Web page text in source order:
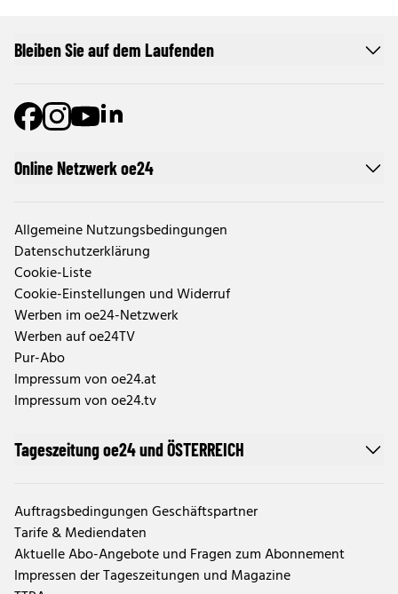
Online Netzwerk oe24
Allgemeine Nutzungsbedingungen
Datenschutzerklärung
Cookie-Liste
Cookie-Einstellungen und Widerruf
Werben im oe24-Netzwerk
Werben auf oe24TV
Pur-Abo
Impressum von oe24.at
Impressum von oe24.tv
Tageszeitung oe24 und ÖSTERREICH
Auftragsbedingungen Geschäftspartner
Tarife & Mediendaten
Aktuelle Abo-Angebote und Fragen zum Abonnement
Impressen der Tageszeitungen und Magazine
Bleiben Sie auf dem Laufenden